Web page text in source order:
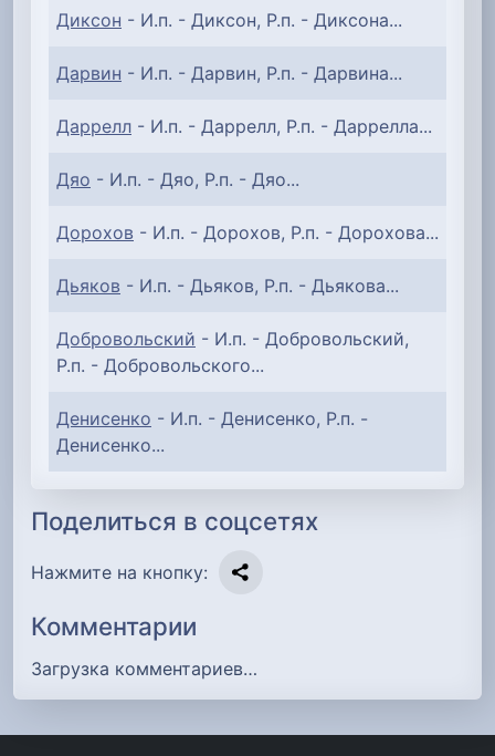
Диксон - И.п. - Диксон, Р.п. - Диксона...
Дарвин - И.п. - Дарвин, Р.п. - Дарвина...
Даррелл - И.п. - Даррелл, Р.п. - Даррелла...
Дяо - И.п. - Дяо, Р.п. - Дяо...
Дорохов - И.п. - Дорохов, Р.п. - Дорохова...
Дьяков - И.п. - Дьяков, Р.п. - Дьякова...
Добровольский - И.п. - Добровольский,
Р.п. - Добровольского...
Денисенко - И.п. - Денисенко, Р.п. -
Денисенко...
Поделиться в соцсетях
Нажмите на кнопку:
Комментарии
Загрузка комментариев…